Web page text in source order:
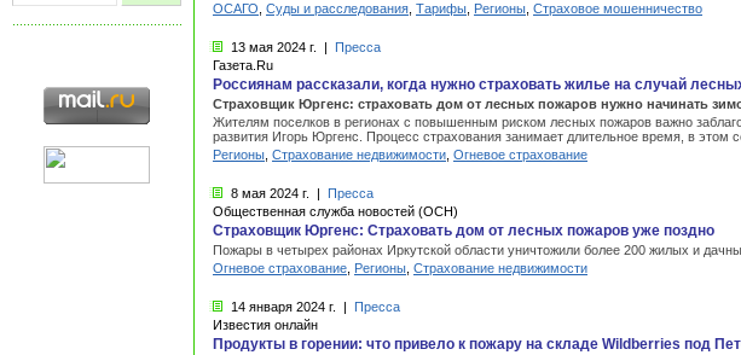
ОСАГО Суды и расследования Тарифы Регионы Страховое мошенничество
13 мая 2024 г.
Пресса
Газета.Ru
Россиянам рассказали, когда нужно страховать жилье на случай
Страховщик Юргенс: страховать дом от лесных пожаров нужно начинать
Жителям поселков в регионах с повышенным риском лесных пожаров важно
развития Игорь Юргенс. Процесс страхования занимает длительное время, в этом
Регионы Страхование недвижимости Огневое страхование
8 мая 2024 г.
Пресса
Общественная служба новостей (ОСН)
Страховщик Юргенс: Страховать дом от лесных пожаров уже поздно
Пожары в четырех районах Иркутской области уничтожили более 200 жилых и
Огневое страхование
Регионы Страхование недвижимости
14 января 2024 г.
Пресса
Известия онлайн
Продукты в горении: что привело к пожару на складе Wildberries под